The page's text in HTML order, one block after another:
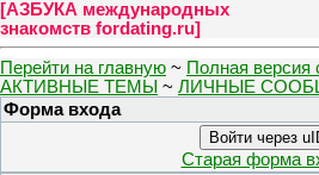
[АЗБУКА международных
знакомств fordating.ru]
Перейти на главную ~ Полная версия
АКТИВНЫЕ ТЕМЫ ~ ЛИЧНЫЕ
Форма входа
Войти через
Старая форма